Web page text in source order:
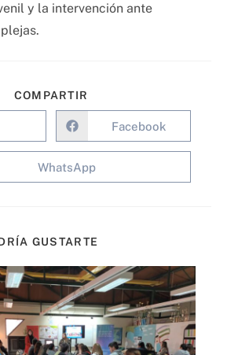
y la intervención ante
COMPARTIR
Facebook
WhatsApp
GUSTARTE